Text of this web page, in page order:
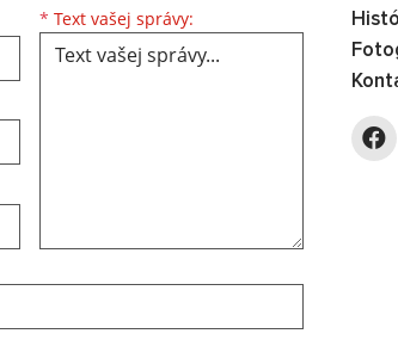
* Text vašej správy: Text vašej správy...